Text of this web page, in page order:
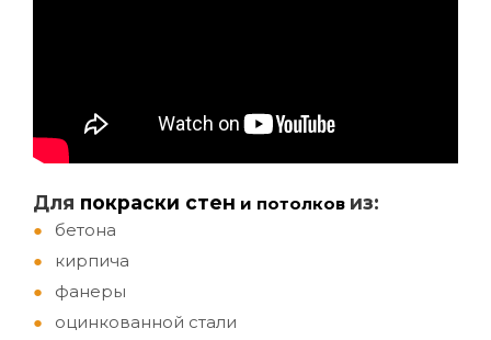
Для покраски стен и потолков из:
бетона
кирпича
фанеры
оцинкованной стали